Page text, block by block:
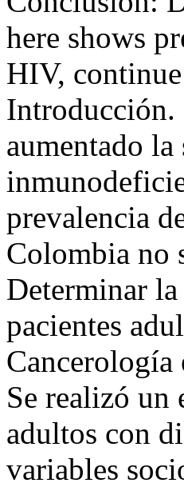
here shows
HIV,
Introducción.
aumentado
prevalencia
Colombia no
Determinar
pacientes
Cancerología
Se realizó un
adultos con
variables